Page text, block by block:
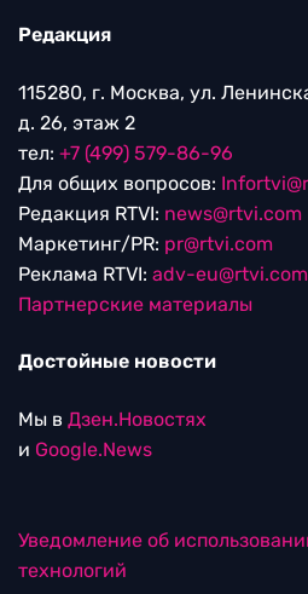
Редакция
115280, г. Москва, ул.
д. 26, этаж 2
тел: +7 (499) 579-86-96
Для общих вопросов:
Редакция RTVI: news@rtvi.com
Маркетинг/PR: pr@rtvi.com
Реклама RTVI: adv-eu@rtvi.com
Партнерские материалы
Достойные новости
Мы в Дзен.Новостях
и Google.News
Уведомление об
технологий